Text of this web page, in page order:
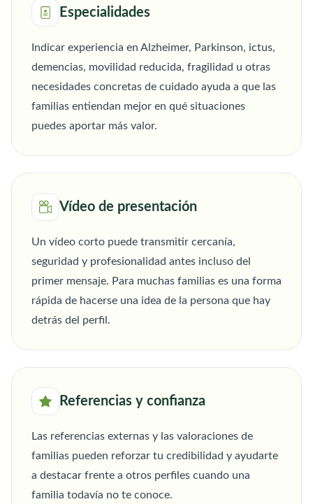
Especialidades
Indicar experiencia en Alzheimer, Parkinson, ictus,
demencias, movilidad reducida, fragilidad u otras
necesidades concretas de cuidado ayuda a que las
familias entiendan mejor en qué situaciones
puedes aportar más valor.
Vídeo de presentación
Un vídeo corto puede transmitir cercanía,
seguridad y profesionalidad antes incluso del
primer mensaje. Para muchas familias es una forma
rápida de hacerse una idea de la persona que hay
detrás del perfil.
Referencias y confianza
Las referencias externas y las valoraciones de
familias pueden reforzar tu credibilidad y ayudarte
a destacar frente a otros perfiles cuando una
familia todavía no te conoce.